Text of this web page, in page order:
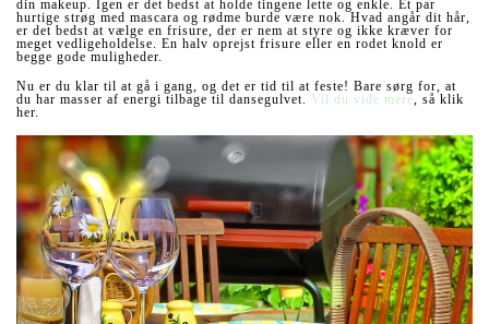
din makeup. Igen er det bedst at holde tingene lette og enkle. Et par
hurtige strøg med mascara og rødme burde være nok. Hvad angår dit hår,
er det bedst at vælge en frisure, der er nem at styre og ikke kræver for
meget vedligeholdelse. En halv oprejst frisure eller en rodet knold er
begge gode muligheder.
Nu er du klar til at gå i gang, og det er tid til at feste! Bare sørg for, at
du har masser af energi tilbage til dansegulvet. Vil du vide mere, så klik
her.